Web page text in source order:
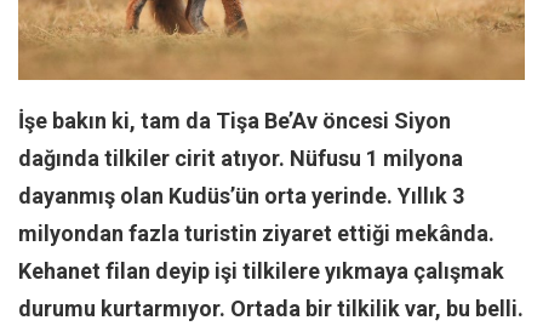
Facebook
Instagram
Editörden
Kemal Özer
Mahmut Toptaş
Yvonne Ridley
İşe bakın ki, tam da Tişa Be’Av öncesi Siyon
dağında tilkiler cirit atıyor. Nüfusu 1 milyona
dayanmış olan Kudüs’ün orta yerinde. Yıllık 3
milyondan fazla turistin ziyaret ettiği mekânda.
Kehanet filan deyip işi tilkilere yıkmaya çalışmak
durumu kurtarmıyor. Ortada bir tilkilik var, bu belli.